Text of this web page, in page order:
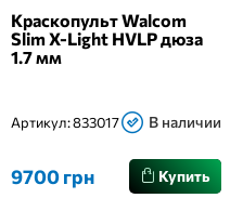
Краскопульт Walcom
Slim X-Light HVLP дюза
1.7 мм
Артикул:833017 В наличии
9700 грн Купить